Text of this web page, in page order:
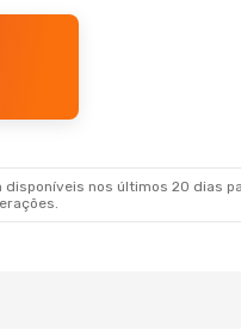
nos últimos 20 dias